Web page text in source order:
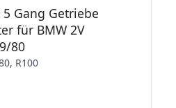
Gang Getriebe
für BMW 2V
80
R100